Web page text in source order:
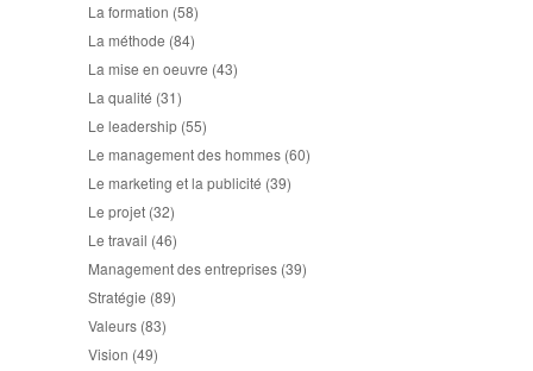
La formation (58)
La méthode (84)
La mise en oeuvre (43)
La qualité (31)
Le leadership (55)
Le management des hommes (60)
Le marketing et la publicité (39)
Le projet (32)
Le travail (46)
Management des entreprises (39)
Stratégie (89)
Valeurs (83)
Vision (49)